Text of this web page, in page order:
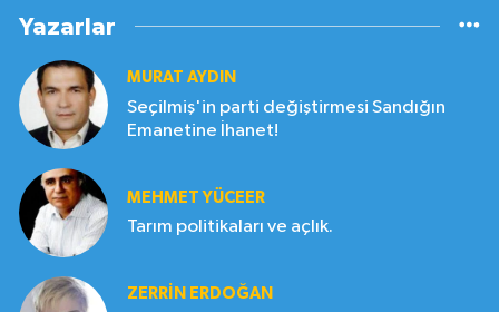
Yazarlar
MURAT AYDIN
Seçilmiş'in parti değiştirmesi Sandığın
Emanetine İhanet!
MEHMET YÜCEER
Tarım politikaları ve açlık.
ZERRIN ERDOĞAN